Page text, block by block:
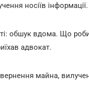
носіїв інформації.
обшук вдома. Що
адвокат.
майна,